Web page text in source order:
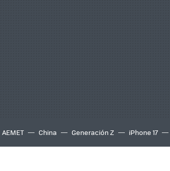
AEMET China Generación Z iPhone 17